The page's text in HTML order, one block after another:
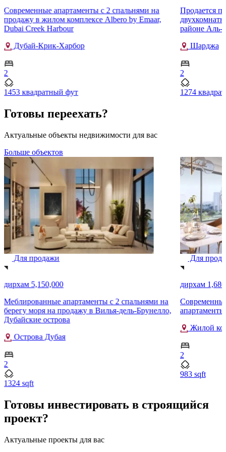
Современные апартаменты с 2 спальнями на
продажу в жилом комплексе Albero by Emaar,
Dubai Creek Harbour
Дубай-Крик-Харбор
2
1453 квадратный фут
Продается
районе
Шарджа
2
1274
Готовы переехать?
Актуальные объекты недвижимости для вас
Больше объектов
Для продажи
дирхам 5,150,000
Меблированные апартаменты с 2 спальнями на
берегу моря на продажу в Вилья-дель-Брунелло,
Дубайские острова
Острова Дубая
2
1324 sqft
Для
дирхам
Жилой
2
983 sqft
Готовы инвестировать в строящийся
проект?
Актуальные проекты для вас